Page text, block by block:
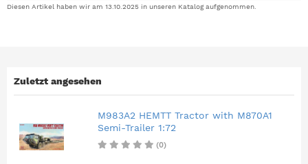
Diesen Artikel haben wir am 13.10.2025 in unseren Katalog aufgenommen.
Zuletzt angesehen
M983A2 HEMTT Tractor with M870A1
Semi-Trailer 1:72
(0)